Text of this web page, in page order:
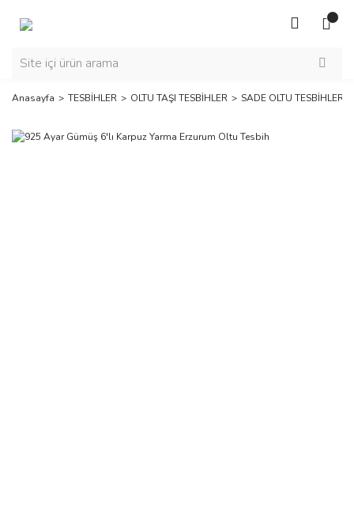
Anasayfa TESBİHLER OLTU TAŞI TESBİHLER SADE OLTU TESBİHLER